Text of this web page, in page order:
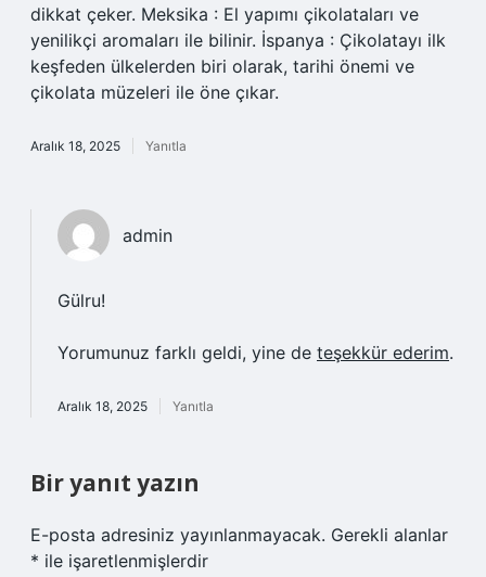
dikkat çeker. Meksika : El yapımı çikolataları ve
yenilikçi aromaları ile bilinir. İspanya : Çikolatayı ilk
keşfeden ülkelerden biri olarak, tarihi önemi ve
çikolata müzeleri ile öne çıkar.
Aralık 18, 2025 Yanıtla
admin
Gülru!
Yorumunuz farklı geldi, yine de teşekkür ederim.
Aralık 18, 2025 Yanıtla
Bir yanıt yazın
E-posta adresiniz yayınlanmayacak. Gerekli alanlar
* ile işaretlenmişlerdir